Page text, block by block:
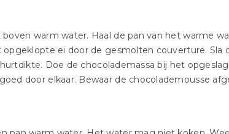
warm water. Haal de pan van het warme
ei door de gesmolten couverture. Sla
Doe de chocolademassa bij het
door elkaar. Bewaar de chocolademousse